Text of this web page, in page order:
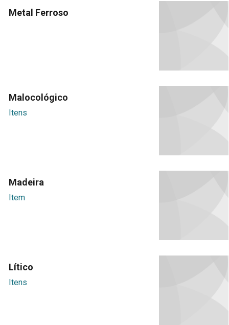
Metal Ferroso
Malocológico
Itens
Madeira
Item
Lítico
Itens